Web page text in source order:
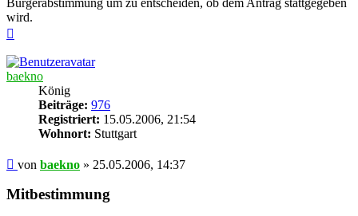
wird.
baekno
König
Beiträge: 976
Registriert: 15.05.2006, 21:54
Wohnort: Stuttgart
Beitrag
von baekno » 25.05.2006, 14:37
Mitbestimmung